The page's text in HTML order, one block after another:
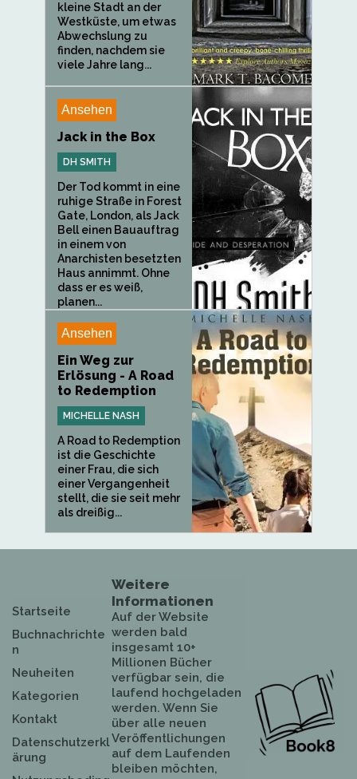
kleine Stadt an der
Westküste, um etwas
Abwechslung zu
finden, nachdem sie
viele Jahre lang...
Ansehen
Jack in the Box
DH SMITH
Der Tod kommt in eine
ruhige Straße in Forest
Gate, London, als Jack
Bell einen Bauauftrag
in einem von
Anarchisten besetzten
Haus annimmt. Ohne
dass er es weiß,
planen...
Ansehen
Ein Weg zur
Erlösung - A Road
to Redemption
MICHELLE NASH
A Road to Redemption
ist die Geschichte
einer Frau, die sich
einer Vergangenheit
stellt, die sie seit mehr
als dreißig...
Startseite
Buchnachrichte
n
Neuheiten
Kategorien
Kontakt
Datenschutzerkl
ärung
Weitere
Informationen
Auf der Website
werden bald
insgesamt 10+
Millionen Bücher
verfügbar sein, die
laufend hochgeladen
werden. Wenn Sie
über alle neuen
Veröffentlichungen
auf dem Laufenden
bleiben möchten,